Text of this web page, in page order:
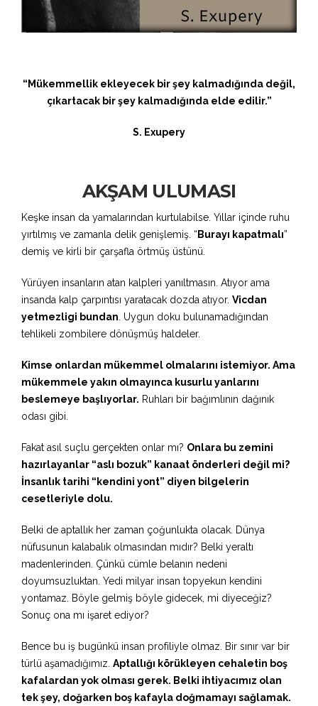
“Mükemmellik ekleyecek bir şey kalmadığında değil,
çıkartacak bir şey kalmadığında elde edilir.”
S. Exupery
AKŞAM ULUMASI
Keşke insan da yamalarından kurtulabilse. Yıllar içinde ruhu
yırtılmış ve zamanla delik genişlemiş. “ Burayı kapatmalı”
demiş ve kirli bir çarşafla örtmüş üstünü.
Yürüyen insanların atan kalpleri yanıltmasın. Atıyor ama
insanda kalp çarpıntısı yaratacak dozda atıyor. Vicdan
yetmezligi bundan . Uygun doku bulunamadığından
tehlikeli zombilere dönüşmüş haldeler.
Kimse onlardan mükemmel olmalarını istemiyor. Ama
mükemmele yakın olmayınca kusurlu yanlarını
beslemeye başlıyorlar. Ruhları bir bağımlının dağınık
odası gibi.
Fakat asıl suçlu gerçekten onlar mı? Onlara bu zemini
hazırlayanlar “aslı bozuk” kanaat önderleri değil mi?
İnsanlık tarihi “kendini yont” diyen bilgelerin
cesetleriyle dolu.
Belki de aptallık her zaman çoğunlukta olacak. Dünya
nüfusunun kalabalık olmasından mıdır? Belki yeraltı
madenlerinden. Çünkü cümle belanın nedeni
doyumsuzluktan. Yedi milyar insan topyekun kendini
yontamaz. Böyle gelmiş böyle gidecek, mi diyeceğiz?
Sonuç ona mı işaret ediyor?
Bence bu iş bugünkü insan profiliyle olmaz. Bir sınır var bir
türlü aşamadığımız. Aptallığı körükleyen cehaletin boş
kafalardan yok olması gerek. Belki ihtiyacımız olan
tek şey, doğarken boş kafayla doğmamayı sağlamak.